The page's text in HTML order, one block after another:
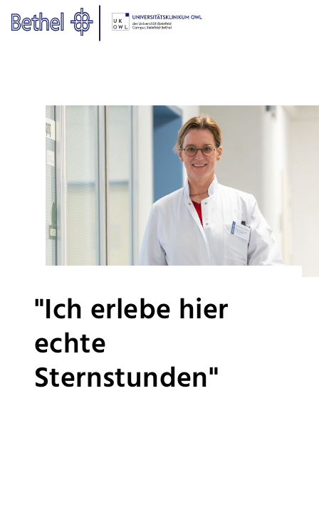
Zum Hauptinhalt springen
Zur Fußzeile springen
"Ich erlebe hier
echte
Sternstunden"